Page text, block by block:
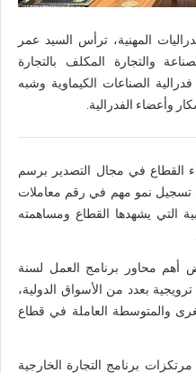
المهنية، ترأس السيد عمر
والتجارة المكلف بالتجارة
الصناعات الكيماوية وشبه
وأعضاء الفدرالية.
القطاع في مجال التصدير برسم
تسجيل نمو مهم في رقم معاملات
التي يشهدها القطاع ومساهمته
أهم محاور برنامج العمل لسنة
ترويجية بعدد من الأسواق الدولية،
والمتوسطة العاملة في قطاع
برنامج التجارة الخارجية